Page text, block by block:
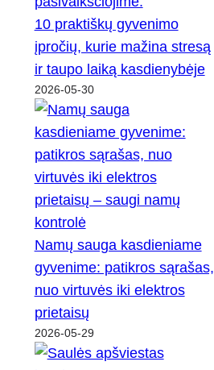
10 praktiškų gyvenimo
įpročių, kurie mažina stresą
ir taupo laiką kasdienybėje
2026-05-30
Namų sauga kasdieniame
gyvenime: patikros sąrašas,
nuo virtuvės iki elektros
prietaisų
2026-05-29